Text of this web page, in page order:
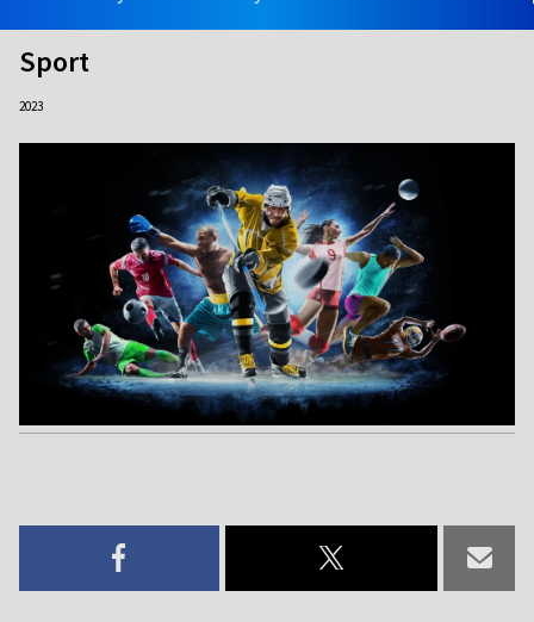
Sport
2023